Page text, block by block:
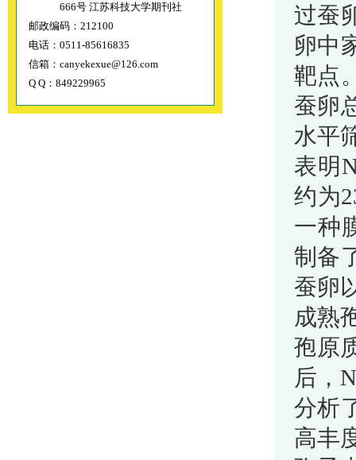
666号 江苏科技大学期刊社
邮政编码：212100
电话：0511-85616835
信箱：canyekexue@126.com
Q Q：849229965
过蚕
卵中
靶点
蚕卵
水平
表明
约为
一种
制备
蚕卵
成熟
孢原
后，
分析
高丰